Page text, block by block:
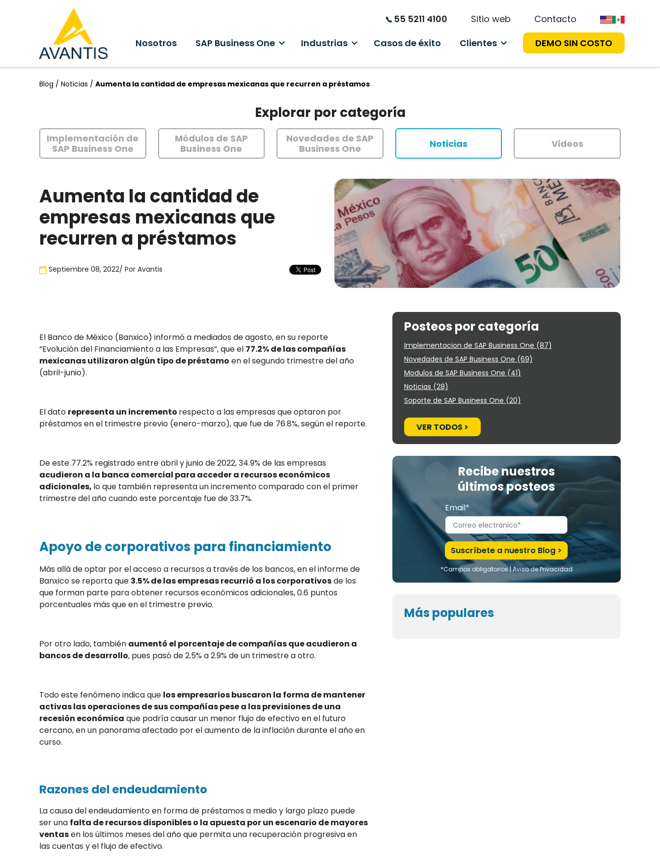
55 5211 4100 Sitio web
Contacto
Nosotros
SAP Business One Industrias Casos de éxito Clientes DEMO SIN COSTO
Blog / Noticias / Aumenta la cantidad de empresas mexicanas que recurren a préstamos
Explorar por categoría
Implementación de
SAP Business One
Módulos de SAP
Business One
Novedades de SAP
Business One
Noticias Videos
Aumenta la cantidad de
empresas mexicanas que
recurren a préstamos
Septiembre 08, 2022/ Por Avantis
El Banco de México (Banxico) informó a mediados de agosto, en su reporte
“Evolución del Financiamiento a las Empresas”, que el 77.2% de las compañías
mexicanas utilizaron algún tipo de préstamo en el segundo trimestre del año
(abril-junio).
El dato representa un incremento respecto a las empresas que optaron por
préstamos en el trimestre previo (enero-marzo), que fue de 76.8%, según el reporte.
De este 77.2% registrado entre abril y junio de 2022, 34.9% de las empresas
acudieron a la banca comercial para acceder a recursos económicos
adicionales, lo que también representa un incremento comparado con el primer
trimestre del año cuando este porcentaje fue de 33.7%.
Apoyo de corporativos para financiamiento
Más allá de optar por el acceso a recursos a través de los bancos, en el informe de
Banxico se reporta que 3.5% de las empresas recurrió a los corporativosde los
que forman parte para obtener recursos económicos adicionales, 0.6 puntos
porcentuales más que en el trimestre previo.
Por otro lado, también aumentó el porcentaje de compañías que acudieron a
bancos de desarrollo, pues pasó de 2.5% a 2.9% de un trimestre a otro.
Todo este fenómeno indica que los empresarios buscaron la forma de mantener
activas las operaciones de sus compañías pese a las previsiones de una
recesión económica que podría causar un menor flujo de efectivo en el futuro
cercano, en un panorama afectado por el aumento de la inflación durante el año en
curso.
Razones del endeudamiento
La causa del endeudamiento en forma de préstamos a medio y largo plazo puede
ser una falta de recursos disponibles o la apuesta por un escenario de mayores
ventasen los últimos meses del año que permita una recuperación progresiva en
las cuentas y el flujo de efectivo.
Posteos por categoría
Implementacion de SAP Business One (87)
Novedades de SAP Business One (69)
Modulos de SAP Business One (41)
Noticias (28)
Soporte de SAP Business One (20)
VER TODOS >
Recibe nuestros
últimos posteos
Email*
*Campos obligatorios |Aviso de Privacidad
Más populares